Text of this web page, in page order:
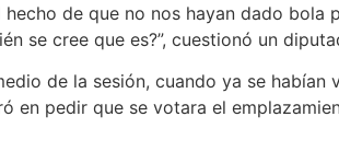
de que no nos hayan dado
se cree que es?”, cuestionó un
de la sesión, cuando ya se
en pedir que se votara el